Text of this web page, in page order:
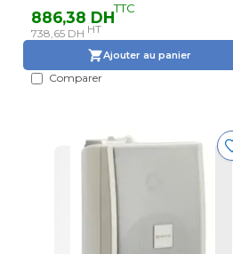
886,38 DHTTC
738,65 DH HT
Ajouter au panier
Comparer